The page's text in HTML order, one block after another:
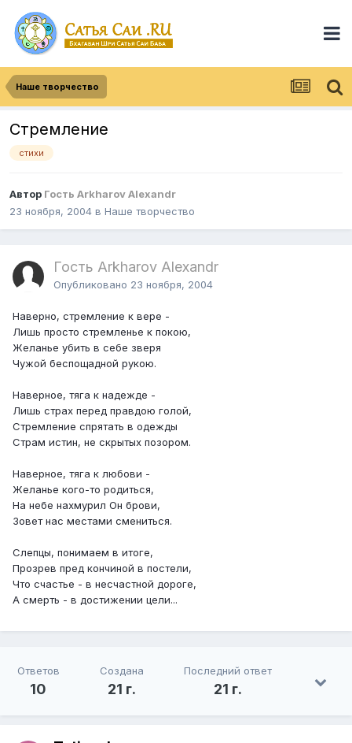
Наше творчество
Стремление
стихи
Автор Гость Arkharov Alexandr
23 ноября, 2004 в Наше творчество
Гость Arkharov Alexandr
Опубликовано 23 ноября, 2004
Наверно, стремление к вере -
Лишь просто стремленье к покою,
Желанье убить в себе зверя
Чужой беспощадной рукою.
Наверное, тяга к надежде -
Лишь страх перед правдою голой,
Стремление спрятать в одежды
Страм истин, не скрытых позором.
Наверное, тяга к любови -
Желанье кого-то родиться,
На небе нахмурил Он брови,
Зовет нас местами смениться.
Слепцы, понимаем в итоге,
Прозрев пред кончиной в постели,
Что счастье - в несчастной дороге,
А смерть - в достижении цели...
Ответов
10
Создана
21 г.
Последний ответ
21 г.